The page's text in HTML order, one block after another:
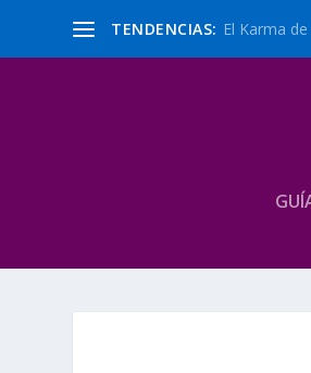
TENDENCIAS: El Karma